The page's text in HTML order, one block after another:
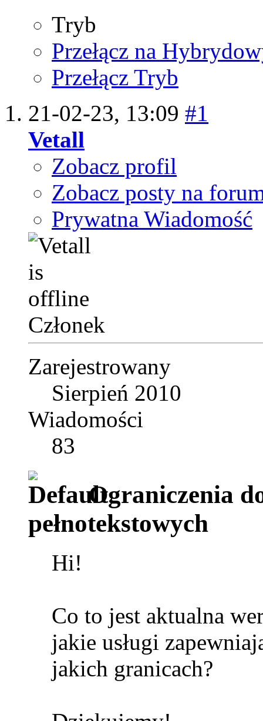
Tryb
Przełącz na
Przełącz Tryb
21-02-23, 13:09 #1
Vetall
Zobacz profil
Zobacz posty na
Prywatna Wiadomość
Członek
Zarejestrowany
Sierpień 2010
Wiadomości
83
Ograniczenia
pełnotekstowych
Hi!
Co to jest aktualna
jakie usługi
jakich granicach?